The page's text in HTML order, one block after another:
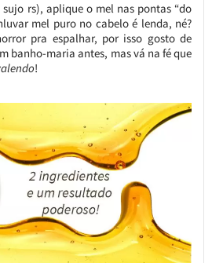
rs), aplique o mel nas pontas “do
mel puro no cabelo é lenda, né?
pra espalhar, por isso gosto de
banho-maria antes, mas vá na fé que
!